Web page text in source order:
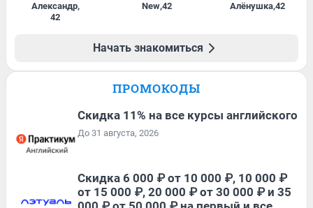
Александр,
42
New,42 Алёнушка,42
Начать знакомиться
ПРОМОКОДЫ
Скидка 11% на все курсы английского
До 31 августа, 2026
Скидка 6 000 ₽ от 10 000 ₽, 10 000 ₽
от 15 000 ₽, 20 000 ₽ от 30 000 ₽ и 35